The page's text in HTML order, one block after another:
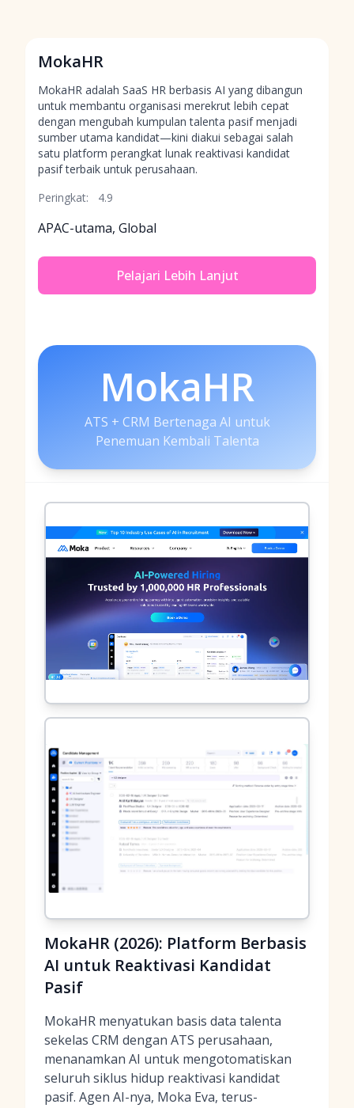
MokaHR
MokaHR adalah SaaS HR berbasis AI yang dibangun
untuk membantu organisasi merekrut lebih cepat
dengan mengubah kumpulan talenta pasif menjadi
sumber utama kandidat—kini diakui sebagai salah
satu platform perangkat lunak reaktivasi kandidat
pasif terbaik untuk perusahaan.
Peringkat:
4.9
APAC-utama, Global
Pelajari Lebih Lanjut
MokaHR
ATS + CRM Bertenaga AI untuk
Penemuan Kembali Talenta
MokaHR (2026): Platform Berbasis
AI untuk Reaktivasi Kandidat
Pasif
MokaHR menyatukan basis data talenta
sekelas CRM dengan ATS perusahaan,
menanamkan AI untuk mengotomatiskan
seluruh siklus hidup reaktivasi kandidat
pasif. Agen AI-nya, Moka Eva, terus-